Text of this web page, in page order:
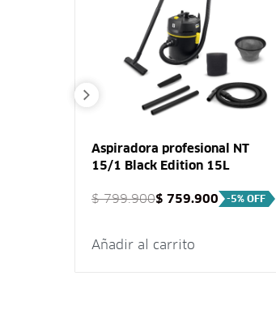
Aspiradora profesional NT
15/1 Black Edition 15L
$799.900$ 759.900 -5% OFF
Añadir al carrito